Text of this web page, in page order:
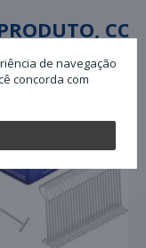
de navegação
concorda com